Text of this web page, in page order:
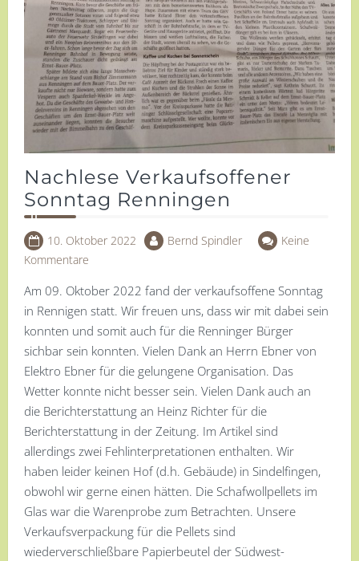
Nachlese Verkaufsoffener
Sonntag Renningen
10. Oktober 2022 Bernd Spindler
Keine
Kommentare
Am 09. Oktober 2022 fand der verkaufsoffene Sonntag
in Rennigen statt. Wir freuen uns, dass wir mit dabei sein
konnten und somit auch für die Renninger Bürger
sichbar sein konnten. Vielen Dank an Herrn Ebner von
Elektro Ebner für die gelungene Organisation. Das
Wetter konnte nicht besser sein. Vielen Dank auch an
die Berichterstattung an Heinz Richter für die
Berichterstattung in der Zeitung. Im Artikel sind
allerdings zwei Fehlinterpretationen enthalten. Wir
haben leider keinen Hof (d.h. Gebäude) in Sindelfingen,
obwohl wir gerne einen hätten. Die Schafwollpellets im
Glas war die Warenprobe zum Betrachten. Unsere
Verkaufsverpackung für die Pellets sind
wiederverschließbare Papierbeutel der Südwest-